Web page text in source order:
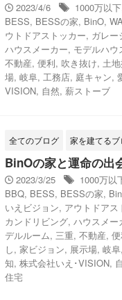
2023/4/6 1000万以下
BESS, BESSの家, BinO,
ウトドアストッカー, ガレー
ハウスメーカー, モデルハウ
不動産, 便利, 吹き抜け, 土
場, 岐阜, 工務店, 庭キャン,
VISION, 自然, 薪ストーブ
全てのブログ 家を建てるブ
BinOの家と運命の出
2023/3/25 1000万以
BBQ, BESS, BESSの家,
いえビジョン, アウトドアス
カンドリビング, ハウスメー
デルルーム, 三重, 不動産,
し, 家ビジョン, 展示場, 岐阜,
知, 株式会社いえ･VISION,
住宅